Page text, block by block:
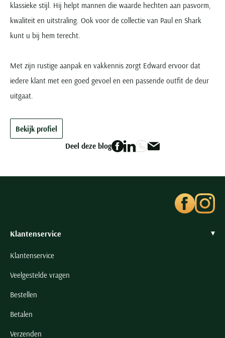
klassieke stijl. Hij helpt mannen die waarde hechten aan pasvorm,
kwaliteit en uitstraling. Ook voor de collectie van Paul en Shark
kunt u bij hem terecht.
Met zijn rustige aanpak en vakkennis zorgt Edward ervoor dat
iedere klant met een goed gevoel en een passende outfit de deur
uitgaat.
Bekijk profiel
Deel deze blog
Klantenservice
Klantenservice
Veelgestelde vragen
Bestellen
Betalen
Verzenden